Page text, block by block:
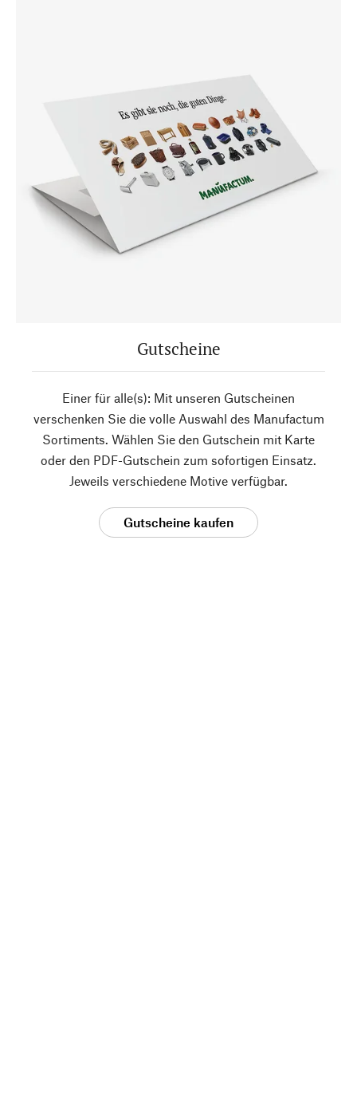
Gutscheine
Einer für alle(s): Mit unseren Gutscheinen
verschenken Sie die volle Auswahl des Manufactum
Sortiments. Wählen Sie den Gutschein mit Karte
oder den PDF-Gutschein zum sofortigen Einsatz.
Jeweils verschiedene Motive verfügbar.
Gutscheine kaufen